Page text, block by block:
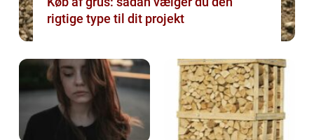
rigtige type til dit projekt